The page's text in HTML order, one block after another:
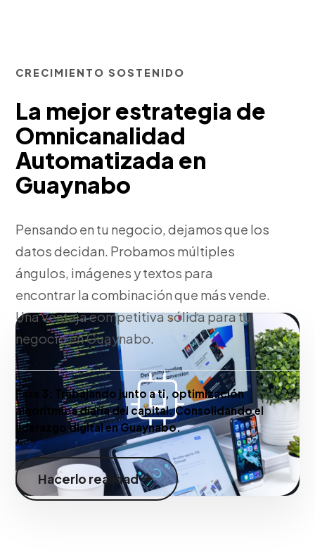
CRECIMIENTO SOSTENIDO
La mejor estrategia de
Omnicanalidad
Automatizada en
Guaynabo
Pensando en tu negocio, dejamos que los
datos decidan. Probamos múltiples
ángulos, imágenes y textos para
encontrar la combinación que más vende.
Una ventaja competitiva sólida para tu
negocio en Guaynabo.
Fase 3: Trabajando junto a ti, optimización
algorítmica diaria del capital. Consolidando el
liderazgo digital en Guaynabo.
Hacerlo realidad